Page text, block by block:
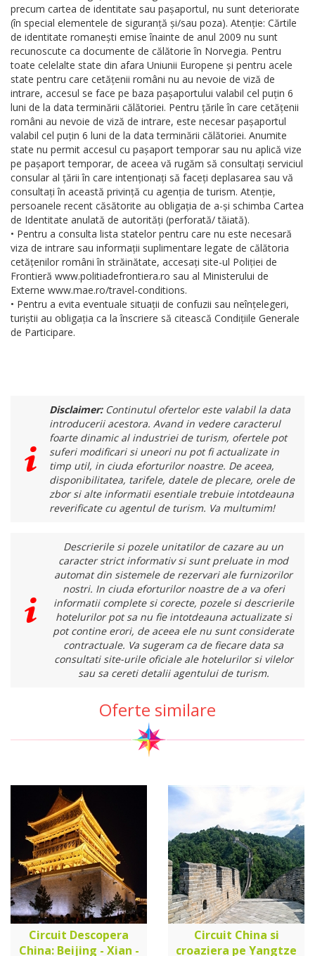
precum cartea de identitate sau pașaportul, nu sunt deteriorate
(în special elementele de siguranță și/sau poza). Atenție: Cărtile
de identitate romanești emise înainte de anul 2009 nu sunt
recunoscute ca documente de călătorie în Norvegia. Pentru
toate celelalte state din afara Uniunii Europene și pentru acele
state pentru care cetățenii români nu au nevoie de viză de
intrare, accesul se face pe baza pașaportului valabil cel puțin 6
luni de la data terminării călătoriei. Pentru țările în care cetățenii
români au nevoie de viză de intrare, este necesar pașaportul
valabil cel puțin 6 luni de la data terminării călătoriei. Anumite
state nu permit accesul cu pașaport temporar sau nu aplică vize
pe pașaport temporar, de aceea vă rugăm să consultați serviciul
consular al țării în care intenționați să faceți deplasarea sau vă
consultați în această privință cu agenția de turism. Atenție,
persoanele recent căsătorite au obligația de a-și schimba Cartea
de Identitate anulată de autorități (perforată/ tăiată).
• Pentru a consulta lista statelor pentru care nu este necesară
viza de intrare sau informații suplimentare legate de călătoria
cetățenilor români în străinătate, accesați site-ul Poliției de
Frontieră www.politiadefrontiera.ro sau al Ministerului de
Externe www.mae.ro/travel-conditions.
• Pentru a evita eventuale situații de confuzii sau neînțelegeri,
turiștii au obligația ca la înscriere să citească Condițiile Generale
de Participare.
Disclaimer:Continutul ofertelor este valabil la data
introducerii acestora. Avand in vedere caracterul
foarte dinamic al industriei de turism, ofertele pot
suferi modificari si uneori nu pot fi actualizate in
timp util, in ciuda eforturilor noastre. De aceea,
disponibilitatea, tarifele, datele de plecare, orele de
zbor si alte informatii esentiale trebuie intotdeauna
reverificate cu agentul de turism. Va multumim!
Descrierile si pozele unitatilor de cazare au un
caracter strict informativ si sunt preluate in mod
automat din sistemele de rezervari ale furnizorilor
nostri. In ciuda eforturilor noastre de a va oferi
informatii complete si corecte, pozele si descrierile
hotelurilor pot sa nu fie intotdeauna actualizate si
pot contine erori, de aceea ele nu sunt considerate
contractuale. Va sugeram ca de fiecare data sa
consultati site-urile oficiale ale hotelurilor si vilelor
sau sa cereti detalii agentului de turism.
Oferte similare
Circuit Descopera
China: Beijing - Xian -
Circuit China si
croaziera pe Yangtze